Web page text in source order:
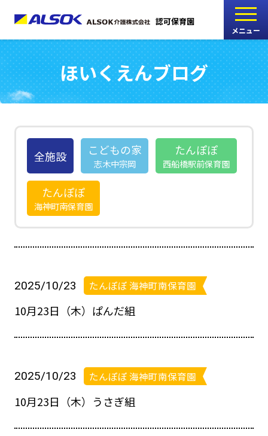
認可保育園
メニュー
こどもの家
志木中宗岡保育園
たんぽぽ
西船橋駅前保育園
たんぽぽ
海神町南保育園
ほいくえんブログ
全施設 こどもの家
志木中宗岡
たんぽぽ
西船橋駅前保育園
たんぽぽ
海神町南保育園
2025/10/23 たんぽぽ 海神町南保育園
10月23日（木）ぱんだ組
2025/10/23 たんぽぽ 海神町南保育園
10月23日（木）うさぎ組